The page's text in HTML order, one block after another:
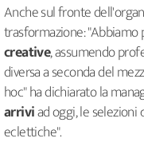
Anche sul fronte
trasformazione:
creative, assumendo
diversa a seconda del
hoc" ha dichiarato la
arriviad oggi, le
eclettiche".